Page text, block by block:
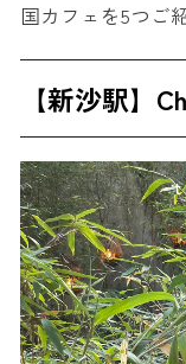
国カフェを5つご
【新沙駅】